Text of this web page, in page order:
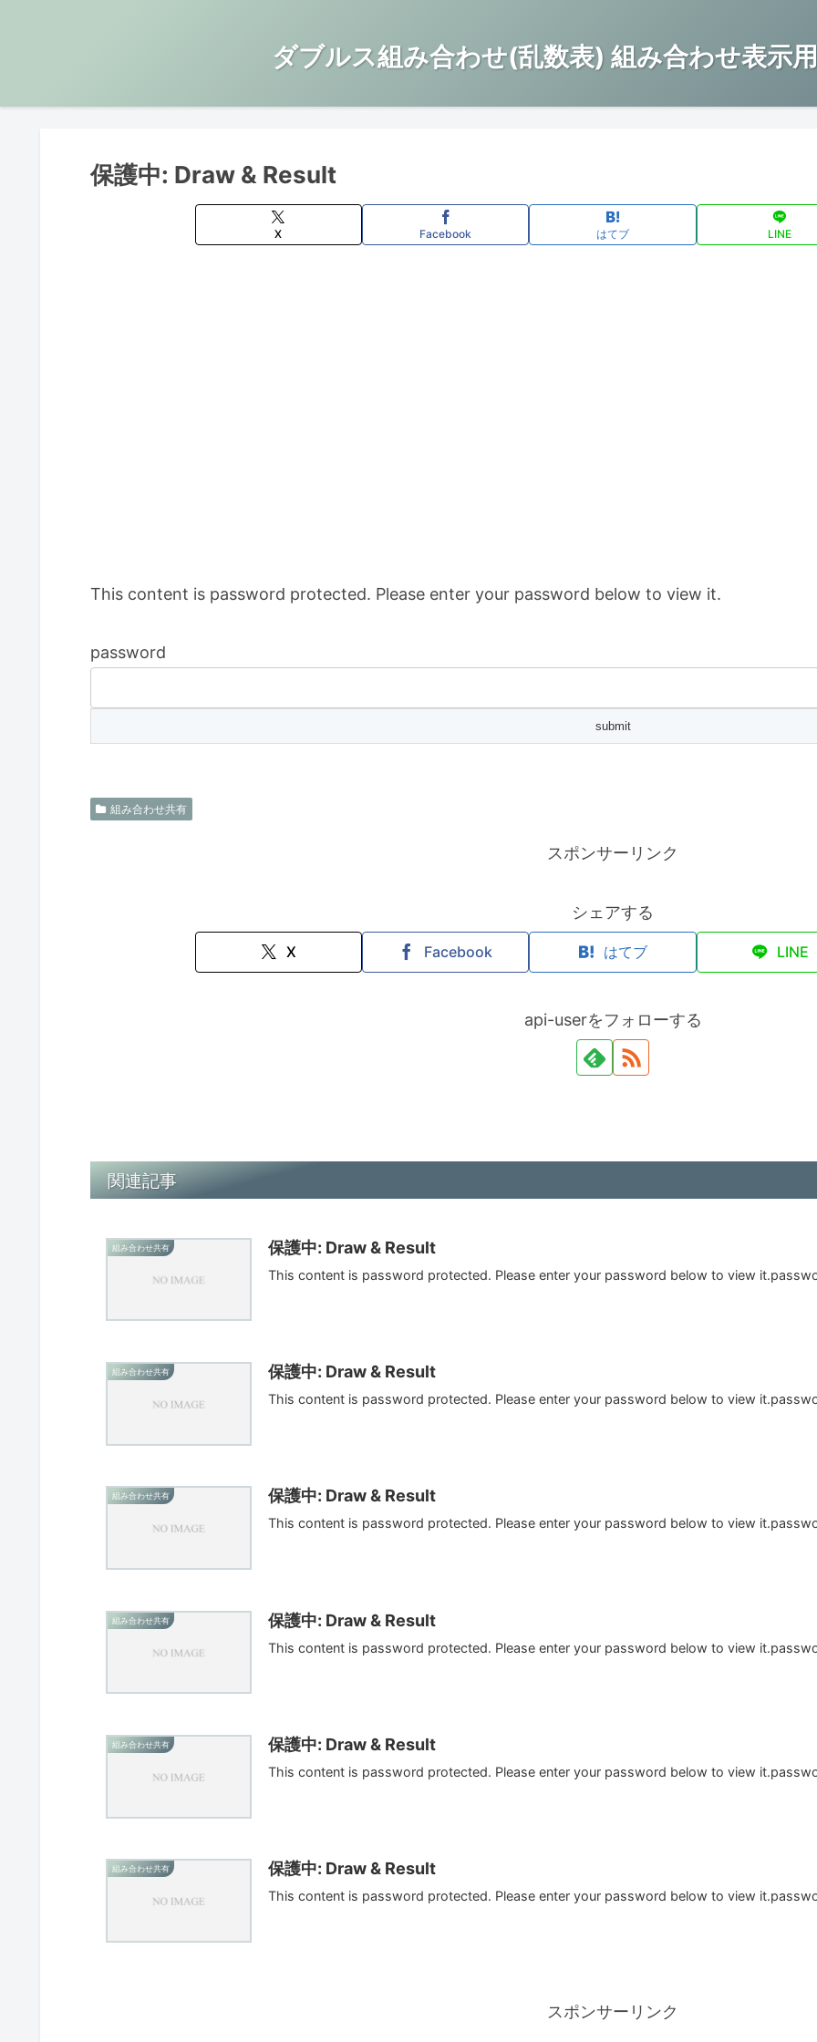
ダブルス組み合わせ(乱数表) 組み合わせ表示
保護中: Draw & Result
X Facebook はてブ LINE
This content is password protected. Please enter your password below to view it.
password
組み合わせ共有
スポンサーリンク
シェアする
X Facebook はてブ LINE
api-userをフォローする
関連記事
組み合わせ共有 保護中: Draw & Result
This content is password protected. Please enter your password below to view
組み合わせ共有 保護中: Draw & Result
This content is password protected. Please enter your password below to view
組み合わせ共有 保護中: Draw & Result
This content is password protected. Please enter your password below to view
組み合わせ共有 保護中: Draw & Result
This content is password protected. Please enter your password below to view
組み合わせ共有 保護中: Draw & Result
This content is password protected. Please enter your password below to view
組み合わせ共有 保護中: Draw & Result
This content is password protected. Please enter your password below to view
スポンサーリンク